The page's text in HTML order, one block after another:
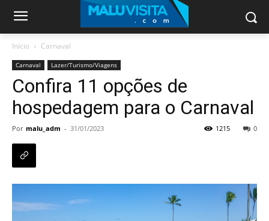
Início Carnaval
Carnaval Lazer/Turismo/Viagens
Confira 11 opções de
hospedagem para o Carnaval
Por malu_adm - 31/01/2023 0
1215